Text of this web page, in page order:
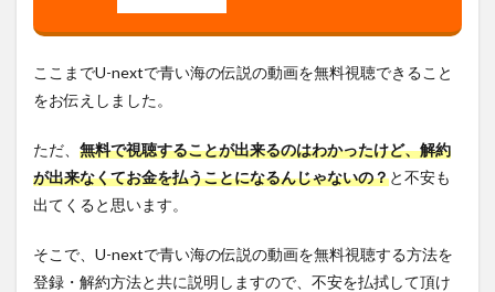
ここまでU-nextで青い海の伝説の動画を無料視聴できること
をお伝えしました。
ただ、 無料で視聴することが出来るのはわかったけど、解約
が出来なくてお金を払うことになるんじゃないの？と不安も
出てくると思います。
そこで、U-nextで青い海の伝説の動画を無料視聴する方法を
登録・解約方法と共に説明しますので、不安を払拭して頂け